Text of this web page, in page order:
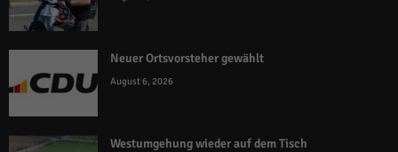
Neuer Ortsvorsteher gewählt
August 6, 2026
Westumgehung wieder auf dem Tisch